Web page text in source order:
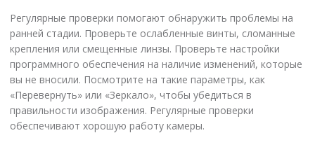
Регулярные проверки помогают обнаружить проблемы на
ранней стадии. Проверьте ослабленные винты, сломанные
крепления или смещенные линзы. Проверьте настройки
программного обеспечения на наличие изменений, которые
вы не вносили. Посмотрите на такие параметры, как
«Перевернуть» или «Зеркало», чтобы убедиться в
правильности изображения. Регулярные проверки
обеспечивают хорошую работу камеры.